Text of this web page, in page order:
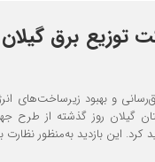
توزیع برق
و بهبود زیرساخت‌های
گیلان روز گذشته از طرح
این بازدید به‌منظور نظارت